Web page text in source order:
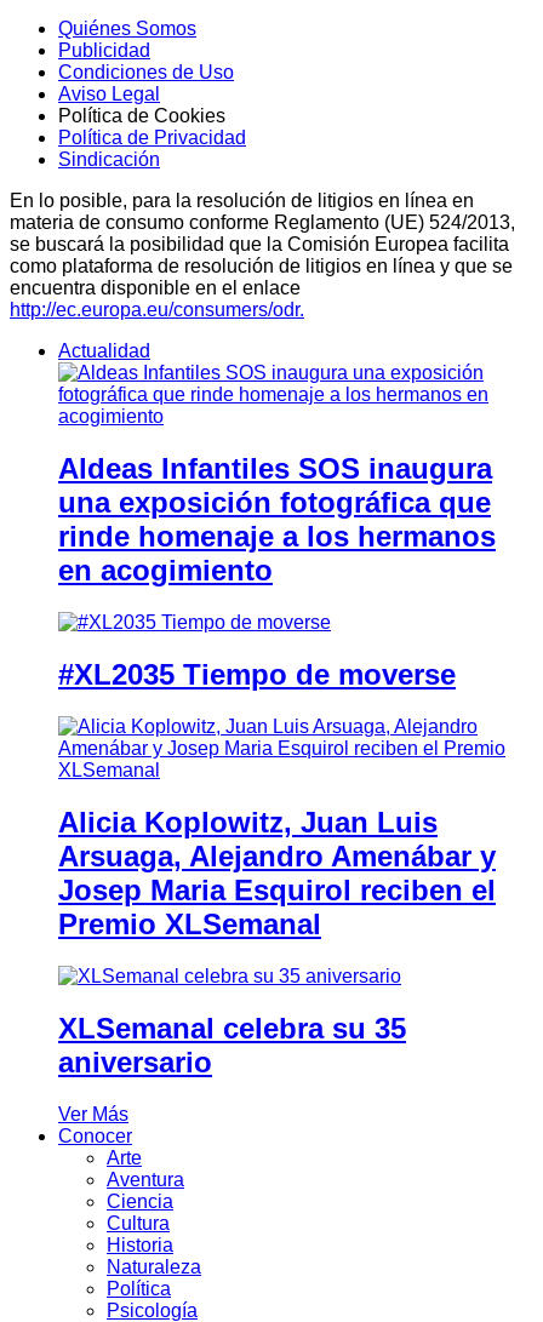
Quiénes Somos
Publicidad
Condiciones de Uso
Aviso Legal
Política de Cookies
Política de Privacidad
Sindicación
En lo posible, para la resolución de litigios en línea en
materia de consumo conforme Reglamento (UE) 524/2013,
se buscará la posibilidad que la Comisión Europea facilita
como plataforma de resolución de litigios en línea y que se
encuentra disponible en el enlace
http://ec.europa.eu/consumers/odr.
Actualidad
Aldeas Infantiles SOS inaugura
una exposición fotográfica que
rinde homenaje a los hermanos
en acogimiento
#XL2035 Tiempo de moverse
Alicia Koplowitz, Juan Luis
Arsuaga, Alejandro Amenábar y
Josep Maria Esquirol reciben el
Premio XLSemanal
XLSemanal celebra su 35
aniversario
Ver Más
Conocer
Arte
Aventura
Ciencia
Cultura
Historia
Naturaleza
Política
Psicología